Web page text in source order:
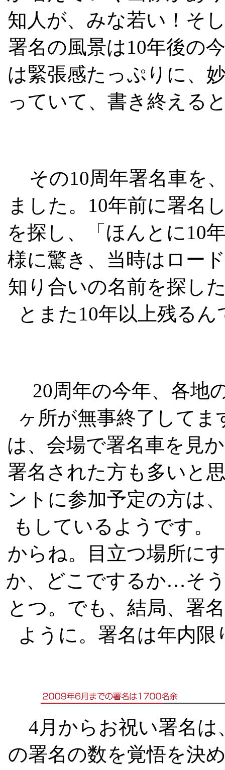
知人が、みな若い！そ
署名の風景は10年後の
は緊張感たっぷりに、
っていて、書き終える
その10周年署名車を
ました。10年前に署名
を探し、「ほんとに10
様に驚き、当時はロー
知り合いの名前を探し
とまた10年以上残る
20周年の今年、各地
ヶ所が無事終了して
は、会場で署名車を見
署名された方も多いと
ントに参加予定の方は
もしているようです。
からね。目立つ場所に
か、どこでするか…そ
とつ。でも、結局、署
ように。署名は年内
4月からお祝い署名は
の署名の数を覚悟を決